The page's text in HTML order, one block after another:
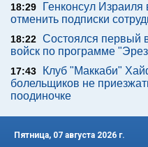
18:29
Генконсул
отменить подписки
18:22 Состоялся первый
войск по программе
17:43
Клуб "Маккаби"
болельщиков не
поодиночке
Пятница, 07 августа 2026 г.